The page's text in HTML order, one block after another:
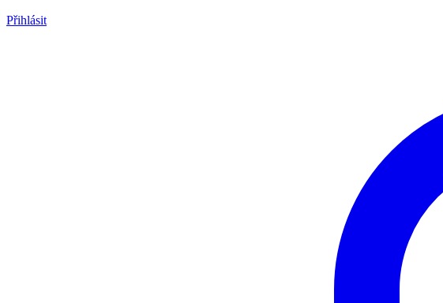
Přihlásit